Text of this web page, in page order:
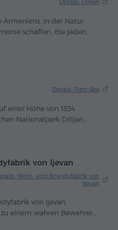
Details: Dilijan
Armeniens, in der Natur
schaffen, die jeden
zieht. Versteckt
wo die Luft nach
Bergbächen riecht. Die
Wäldern verborgene
die Seen Parz und Gosh,
inspiriert haben und die
Details: Parz-See
einer Höhe von 1334
Nationalpark Dilijan
Orte der
mit der umgebenden
spiegelt die
die Wolken des Himmels
von Ijevan
Wein- und Brandyfabrik von
Ijevan
von Ijevan,
einem wahren Bewahrer
und Brandytraditionen